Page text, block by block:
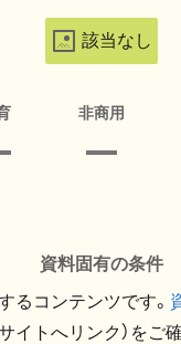
該当なし
非商用
資料固有の条件
るコンテンツです。
サイトへリンク）をご